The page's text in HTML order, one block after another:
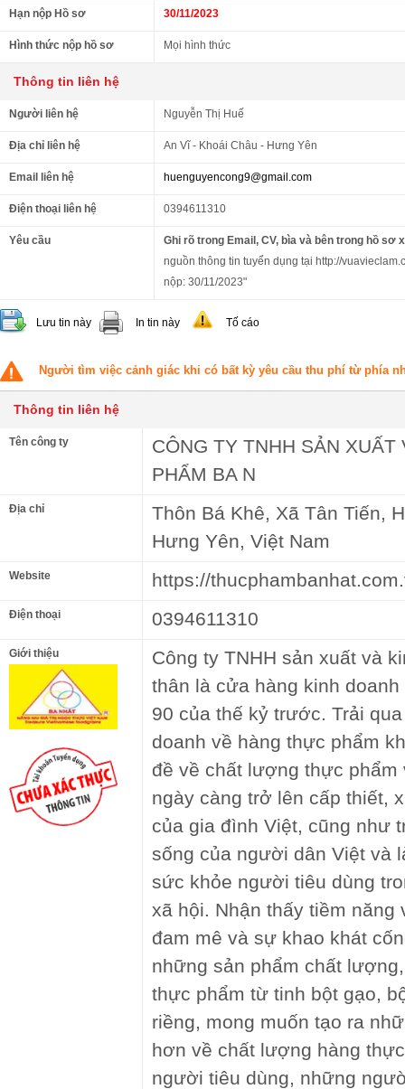
Hạn nộp Hồ sơ 30/11/2023
Hình thức nộp hồ sơ Mọi hình thức
Thông tin liên hệ
Người liên hệ Nguyễn Thị Huế
Địa chỉ liên hệ An Vĩ - Khoái Châu - Hưng Yên
Email liên hệ huenguyencong9@gmail.com
Điện thoại liên hệ 0394611310
Yêu cầu
Ghi rõ trong Email, CV, bìa và bên trong hồ sơ
nguồn thông tin tuyển dụng tại http://
nộp: 30/11/2023"
Lưu tin này In tin này Tố cáo
Người tìm việc cảnh giác khi có bất kỳ yêu cầu thu phí từ phía
Thông tin liên hệ
Tên công ty
CÔNG TY TNHH SẢN
PHẨM BA N
Địa chỉ
Thôn Bá Khê, Xã Tân Tiến,
Hưng Yên, Việt Nam
Website https://
Điện thoại 0394611310
Giới thiệu
Công ty TNHH sản xuất và
thân là cửa hàng kinh
90 của thế kỷ trước. Trải
doanh về hàng thực phẩm
đề về chất lượng thực phẩm
ngày càng trở lên cấp thiết,
của gia đình Việt, cũng như
sống của người dân Việt và
sức khỏe người tiêu dùng
xã hội. Nhận thấy tiềm
đam mê và sự khao khát
những sản phẩm chất
thực phẩm từ tinh bột gạo,
riềng, mong muốn tạo ra
hơn về chất lượng hàng
người tiêu dùng, những